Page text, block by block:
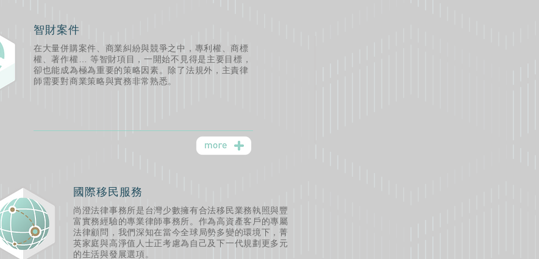
智財案件
在大量併購案件、商業糾紛與競爭之中，專利權、商標
權、著作權… 等智財項目，一開始不見得是主要目標，
卻也能成為極為重要的策略因素。除了法規外，主責律
師需要對商業策略與實務非常熟悉。
國際移民服務
尚澄法律事務所是台灣少數擁有合法移民業務執照與豐
富實務經驗的專業律師事務所。作為高資產客戶的專屬
法律顧問，我們深知在當今全球局勢多變的環境下，菁
英家庭與高淨值人士正考慮為自己及下一代規劃更多元
的生活與發展選項。